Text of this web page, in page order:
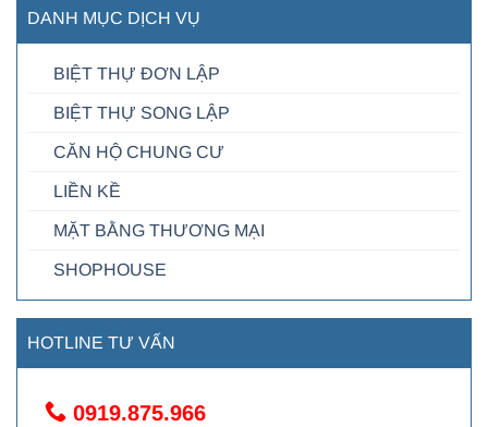
DANH MỤC DỊCH VỤ
BIỆT THỰ ĐƠN LẬP
BIỆT THỰ SONG LẬP
CĂN HỘ CHUNG CƯ
LIỀN KỀ
MẶT BẰNG THƯƠNG MẠI
SHOPHOUSE
HOTLINE TƯ VẤN
0919.875.966